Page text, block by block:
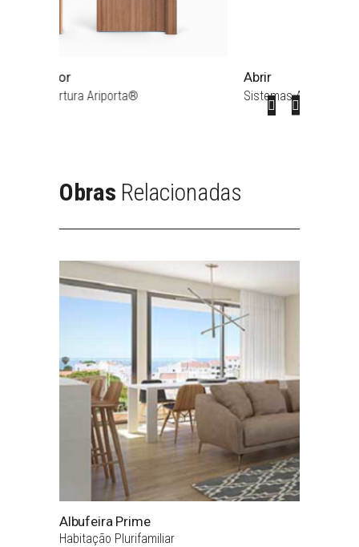
Abrir
Sistemas Abertura Ariporta®
Obras Relacionadas
Albufeira Prime
Habitação Plurifamiliar